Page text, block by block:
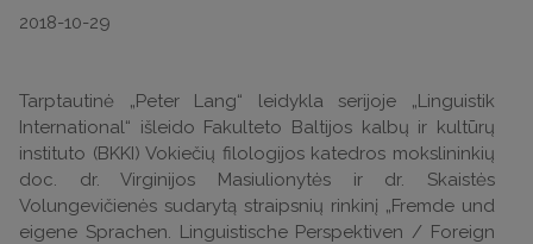
2018-10-29
Tarptautinė „Peter Lang“ leidykla serijoje „Linguistik
International“ išleido Fakulteto Baltijos kalbų ir kultūrų
instituto (BKKI) Vokiečių filologijos katedros mokslininkių
doc. dr. Virginijos Masiulionytės ir dr. Skaistės
Volungevičienės sudarytą straipsnių rinkinį „Fremde und
eigene Sprachen. Linguistische Perspektiven / Foreign